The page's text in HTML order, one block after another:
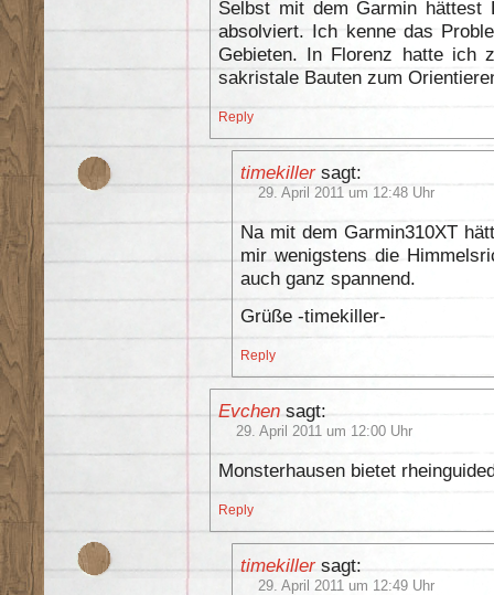
Selbst mit dem Garmin hättest
absolviert. Ich kenne das
Gebieten. In Florenz hatte ich
sakristale Bauten zum
Reply
timekiller sagt:
29. April 2011 um 12:48 Uhr
Na mit dem Garmin310XT
mir wenigstens die
auch ganz spannend.
Grüße -timekiller-
Reply
Evchen sagt:
29. April 2011 um 12:00 Uhr
Monsterhausen bietet
Reply
timekiller sagt:
29. April 2011 um 12:49 Uhr